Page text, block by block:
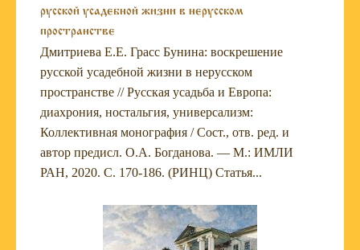
русской усадебной жизни в нерусском
пространстве
Дмитриева Е.Е. Грасс Бунина: воскрешение
русской усадебной жизни в нерусском
пространстве // Русская усадьба и Европа:
диахрония, ностальгия, универсализм:
Коллективная монография / Сост., отв. ред. и
автор предисл. О.А. Богданова. — М.: ИМЛИ
РАН, 2020. С. 170-186. (РИНЦ) Статья...